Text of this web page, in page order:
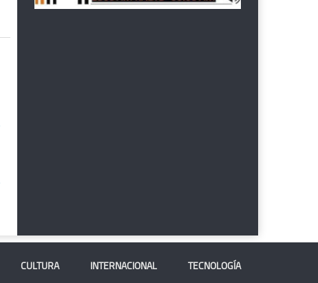
CULTURA INTERNACIONAL TECNOLOGÍA